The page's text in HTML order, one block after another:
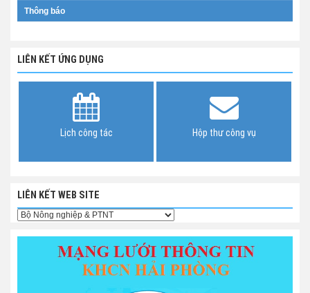
Thông báo
LIÊN KẾT ỨNG DỤNG
Lịch công tác Hộp thư công vụ
LIÊN KẾT WEB SITE